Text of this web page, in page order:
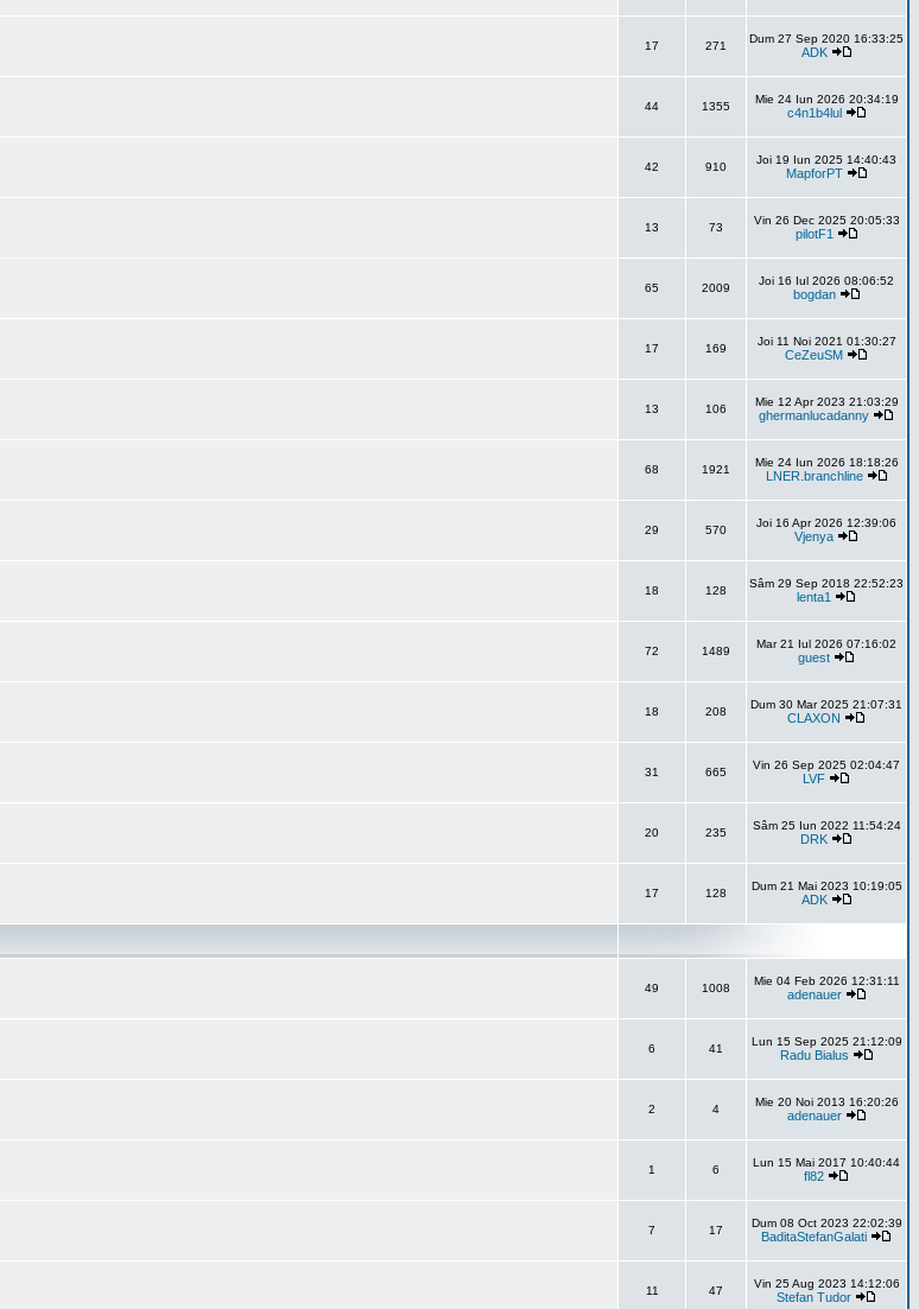
17 271
Dum 27 Sep 2020 16:33:25
ADK
44 1355
Mie 24 Iun 2026 20:34:19
c4n1b4lul
42 910
Joi 19 Iun 2025 14:40:43
MapforPT
13 73
Vin 26 Dec 2025 20:05:33
pilotF1
65 2009
Joi 16 Iul 2026 08:06:52
bogdan
17 169
Joi 11 Noi 2021 01:30:27
CeZeuSM
13 106
Mie 12 Apr 2023 21:03:29
ghermanlucadanny
68 1921
Mie 24 Iun 2026 18:18:26
LNER.branchline
29 570
Joi 16 Apr 2026 12:39:06
Vjenya
18 128
Sâm 29 Sep 2018 22:52:23
lenta1
72 1489
Mar 21 Iul 2026 07:16:02
guest
18 208
Dum 30 Mar 2025 21:07:31
CLAXON
31 665
Vin 26 Sep 2025 02:04:47
LVF
20 235
Sâm 25 Iun 2022 11:54:24
DRK
17 128
Dum 21 Mai 2023 10:19:05
ADK
49 1008
Mie 04 Feb 2026 12:31:11
adenauer
6 41
Lun 15 Sep 2025 21:12:09
Radu Bialus
2 4
Mie 20 Noi 2013 16:20:26
adenauer
1 6
Lun 15 Mai 2017 10:40:44
fl82
7 17
Dum 08 Oct 2023 22:02:39
BaditaStefanGalati
11 47
Vin 25 Aug 2023 14:12:06
Stefan Tudor